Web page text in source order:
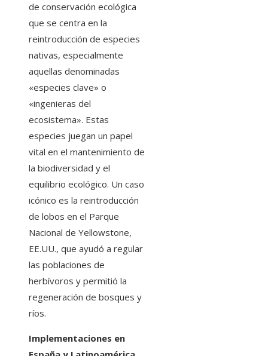
de conservación ecológica
que se centra en la
reintroducción de especies
nativas, especialmente
aquellas denominadas
«especies clave» o
«ingenieras del
ecosistema». Estas
especies juegan un papel
vital en el mantenimiento de
la biodiversidad y el
equilibrio ecológico. Un caso
icónico es la reintroducción
de lobos en el Parque
Nacional de Yellowstone,
EE.UU., que ayudó a regular
las poblaciones de
herbívoros y permitió la
regeneración de bosques y
ríos.
Implementaciones en